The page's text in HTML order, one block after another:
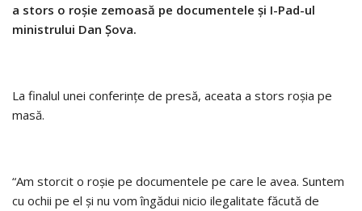
a stors o roşie zemoasă pe documentele şi I-Pad-ul
ministrului Dan Şova.
La finalul unei conferinţe de presă, aceata a stors roşia pe
masă.
“Am storcit o roşie pe documentele pe care le avea. Suntem
cu ochii pe el şi nu vom îngădui nicio ilegalitate făcută de